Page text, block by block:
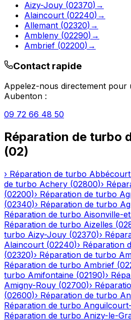
Aizy-Jouy (02370) →
Alaincourt (02240) →
Allemant (02320) →
Ambleny (02290) →
Ambrief (02200) →
Contact rapide
Appelez-nous directement pour
Aubenton :
09 72 66 48 50
Réparation de turbo
(02)
› Réparation de turbo Abbécourt
de turbo Achery (02800)›
(02200)› Réparation de turbo
(02340)› Réparation de turbo
Réparation de turbo Aisonville-
Réparation de turbo Aizelles (
turbo Aizy-Jouy (02370)›
Alaincourt (02240)› Réparation
(02320)› Réparation de turbo
Réparation de turbo Ambrief (
turbo Amifontaine (02190)›
Amigny-Rouy (02700)›
(02600)› Réparation de turbo
Réparation de turbo
Réparation de turbo Anizy-le-